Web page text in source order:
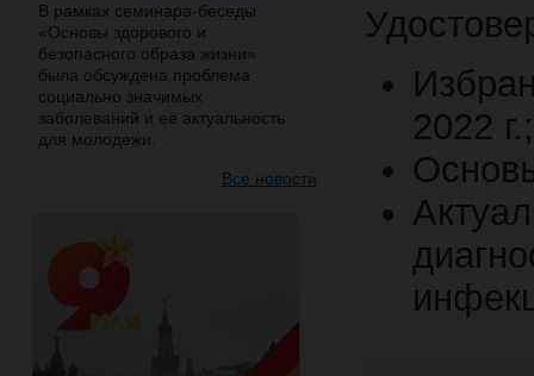
В рамках семинара-беседы
«Основы здорового и
безопасного образа жизни»
была обсуждена проблема
социально значимых
заболеваний и её актуальность
для молодежи.
Все новости
2022 г.;